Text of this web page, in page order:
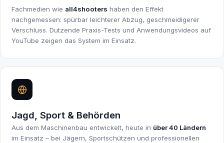
Fachmedien wie all4shooters haben den Effekt
nachgemessen: spürbar leichterer Abzug, geschmeidigerer
Verschluss. Dutzende Praxis-Tests und Anwendungsvideos auf
YouTube zeigen das System im Einsatz.
Jagd, Sport & Behörden
Aus dem Maschinenbau entwickelt, heute in über 40 Ländern
im Einsatz – bei Jägern, Sportschützen und professionellen